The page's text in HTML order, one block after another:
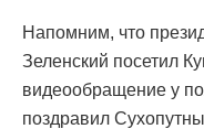
Напомним, что
Зеленский посетил
видеообращение у
поздравил